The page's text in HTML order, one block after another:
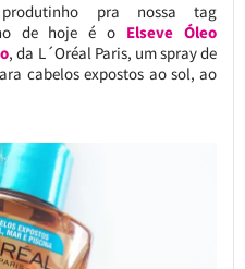
pra nossa tag
de hoje é o Elseve Óleo
, da L´Oréal Paris, um spray de
cabelos expostos ao sol, ao